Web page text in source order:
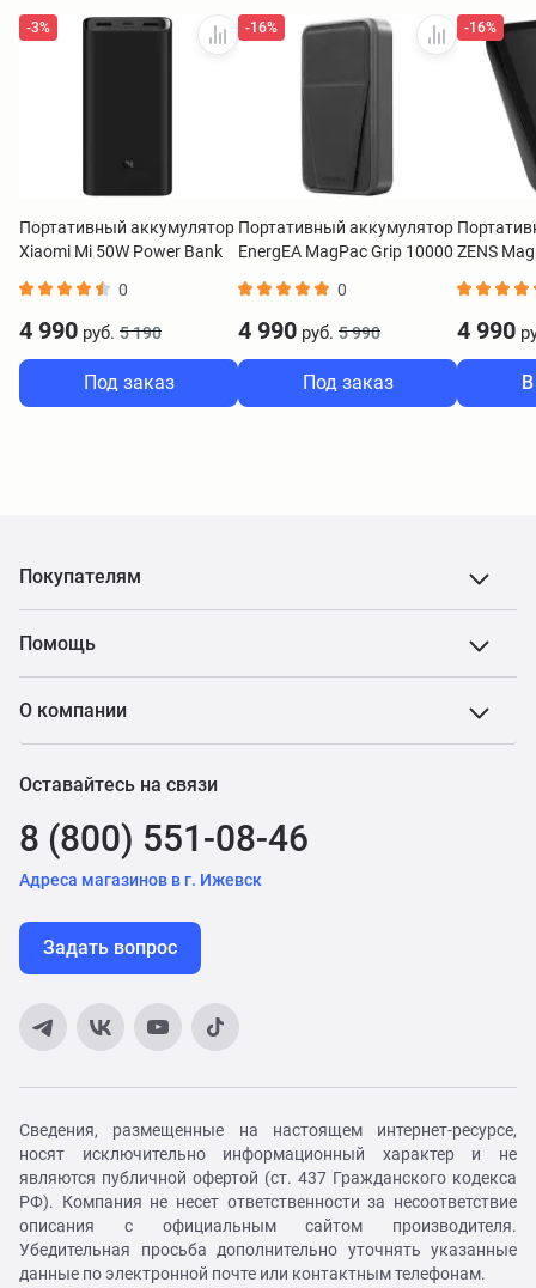
-3%
Портативный аккумулятор
Xiaomi Mi 50W Power Bank
BHR5121GL 0
4 990 руб. 5 190
Под заказ
-16%
Портативный аккумулятор
EnergEA MagPac Grip 10000
0
4 990 руб. 5 990
Под заказ
-16%
ZENS
черный
4 990
Покупателям
Помощь
О компании
Оставайтесь на связи
8 (800) 551-08-46
Адреса магазинов в г. Ижевск
Задать вопрос
Сведения, размещенные на настоящем интернет-ресурсе,
носят исключительно информационный характер и не
являются публичной офертой (ст. 437 Гражданского кодекса
РФ). Компания не несет ответственности за несоответствие
описания с официальным сайтом производителя.
Убедительная просьба дополнительно уточнять указанные
данные по электронной почте или контактным телефонам.